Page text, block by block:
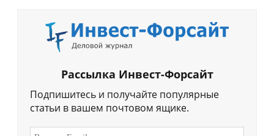
Рассылка Инвест-Форсайт
Подпишитесь и получайте популярные
статьи в вашем почтовом ящике.